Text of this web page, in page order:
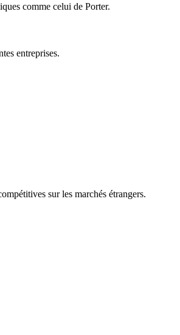
comme celui de Porter.
entreprises.
sur les marchés étrangers.